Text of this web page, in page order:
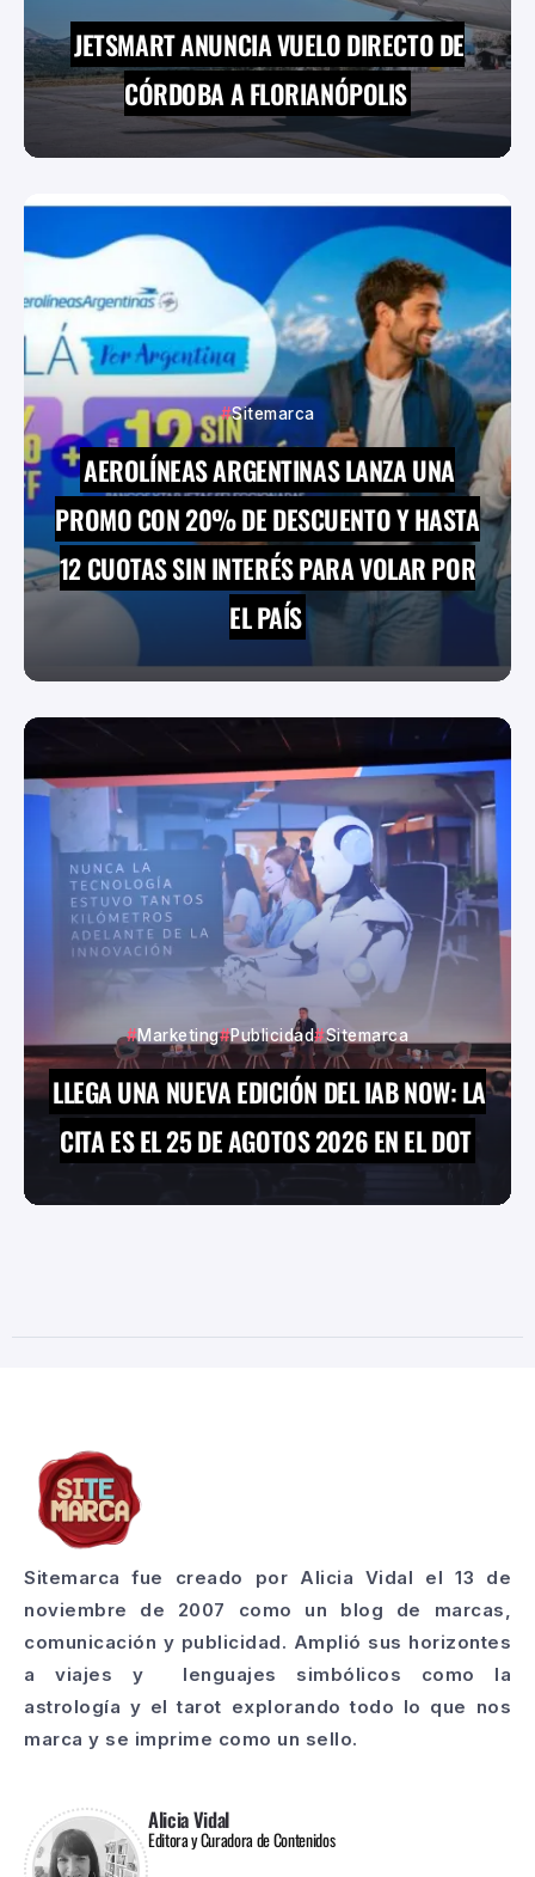
JETSMART ANUNCIA VUELO DIRECTO DE
CÓRDOBA A FLORIANÓPOLIS
Sitemarca
AEROLÍNEAS ARGENTINAS LANZA UNA
PROMO CON 20% DE DESCUENTO Y HASTA
12 CUOTAS SIN INTERÉS PARA VOLAR POR
EL PAÍS
Marketing Publicidad Sitemarca
LLEGA UNA NUEVA EDICIÓN DEL IAB NOW: LA
CITA ES EL 25 DE AGOTOS 2026 EN EL DOT
Sitemarca fue creado por Alicia Vidal el 13 de
noviembre de 2007 como un blog de marcas,
comunicación y publicidad. Amplió sus horizontes
a viajes y lenguajes simbólicos como la
astrología y el tarot explorando todo lo que nos
marca y se imprime como un sello.
Alicia Vidal
Editora y Curadora de Contenidos